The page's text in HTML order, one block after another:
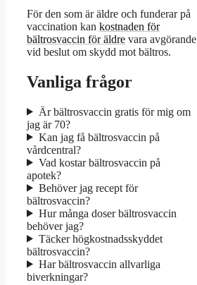
För den som är äldre och funderar på
vaccination kan kostnaden för
bältrosvaccin för äldre vara avgörande
vid beslut om skydd mot bältros.
Vanliga frågor
Är bältrosvaccin gratis för mig om
jag är 70?
Kan jag få bältrosvaccin på
vårdcentral?
Vad kostar bältrosvaccin på
apotek?
Behöver jag recept för
bältrosvaccin?
Hur många doser bältrosvaccin
behöver jag?
Täcker högkostnadsskyddet
bältrosvaccin?
Har bältrosvaccin allvarliga
biverkningar?